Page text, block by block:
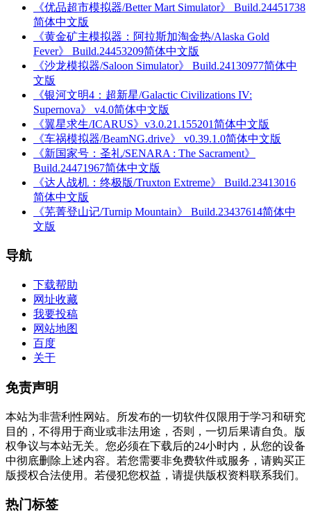
《优品超市模拟器/Better Mart Simulator》 Build.24451738
简体中文版
《黄金矿主模拟器：阿拉斯加淘金热/Alaska Gold
Fever》 Build.24453209简体中文版
《沙龙模拟器/Saloon Simulator》 Build.24130977简体中
文版
《银河文明4：超新星/Galactic Civilizations IV:
Supernova》 v4.0简体中文版
《翼星求生/ICARUS》v3.0.21.155201简体中文版
《车祸模拟器/BeamNG.drive》 v0.39.1.0简体中文版
《新国家号：圣礼/SENARA : The Sacrament》
Build.24471967简体中文版
《达人战机：终极版/Truxton Extreme》 Build.23413016
简体中文版
《芜菁登山记/Turnip Mountain》 Build.23437614简体中
文版
导航
下载帮助
网址收藏
我要投稿
网站地图
百度
关于
免责声明
本站为非营利性网站。所发布的一切软件仅限用于学习和研究
目的，不得用于商业或非法用途，否则，一切后果请自负。版
权争议与本站无关。您必须在下载后的24小时内，从您的设备
中彻底删除上述内容。若您需要非免费软件或服务，请购买正
版授权合法使用。若侵犯您权益，请提供版权资料联系我们。
热门标签